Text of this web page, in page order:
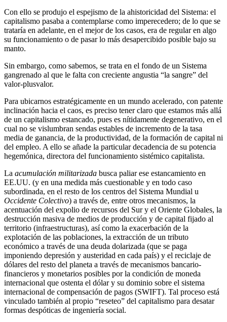
Con ello se produjo el espejismo de la ahistoricidad del Sistema: el
capitalismo pasaba a contemplarse como imperecedero; de lo que se
trataría en adelante, en el mejor de los casos, era de regular en algo
su funcionamiento o de pasar lo más desapercibido posible bajo su
manto.
Sin embargo, como sabemos, se trata en el fondo de un Sistema
gangrenado al que le falta con creciente angustia “la sangre” del
valor-plusvalor.
Para ubicarnos estratégicamente en un mundo acelerado, con patente
inclinación hacia el caos, es preciso tener claro que estamos más allá
de un capitalismo estancado, pues es nítidamente degenerativo, en el
cual no se vislumbran sendas estables de incremento de la tasa
media de ganancia, de la productividad, de la formación de capital ni
del empleo. A ello se añade la particular decadencia de su potencia
hegemónica, directora del funcionamiento sistémico capitalista.
La acumulación militarizada busca paliar ese estancamiento en
EE.UU. (y en una medida más cuestionable y en todo caso
subordinada, en el resto de los centros del Sistema Mundial u
Occidente Colectivo) a través de, entre otros mecanismos, la
acentuación del expolio de recursos del Sur y el Oriente Globales, la
destrucción masiva de medios de producción y de capital fijado al
territorio (infraestructuras), así como la exacerbación de la
explotación de las poblaciones, la extracción de un tributo
económico a través de una deuda dolarizada (que se paga
imponiendo depresión y austeridad en cada país) y el reciclaje de
dólares del resto del planeta a través de mecanismos bancario-
financieros y monetarios posibles por la condición de moneda
internacional que ostenta el dólar y su dominio sobre el sistema
internacional de compensación de pagos (SWIFT). Tal proceso está
vinculado también al propio “reseteo” del capitalismo para desatar
formas despóticas de ingeniería social.